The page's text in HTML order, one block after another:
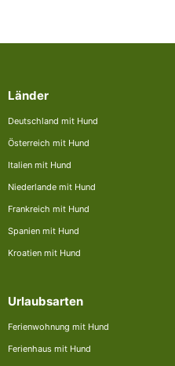
Länder
Deutschland mit Hund
Österreich mit Hund
Italien mit Hund
Niederlande mit Hund
Frankreich mit Hund
Spanien mit Hund
Kroatien mit Hund
Urlaubsarten
Ferienwohnung mit Hund
Ferienhaus mit Hund